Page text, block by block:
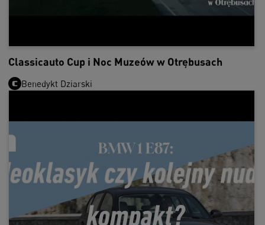
Classicauto Cup i Noc Muzeów w Otrębusach
Benedykt Dziarski